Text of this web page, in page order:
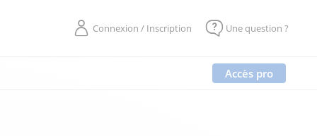
Connexion / Inscription Une question ?
Accès pro